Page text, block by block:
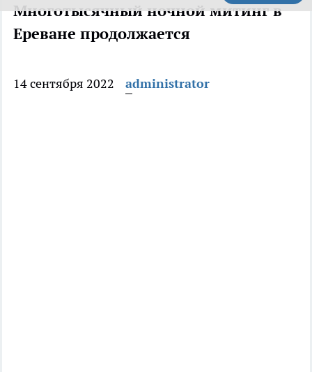
Многотысячный ночной митинг в
Ереване продолжается
14 сентября 2022 administrator